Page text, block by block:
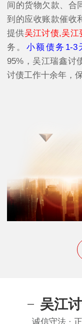
间的货物欠款、合
到的应收账款催收
提供吴江讨债,吴江
务。 小额债务1-3
95%，吴江瑞鑫讨
讨债工作十余年，
吴江
诚信守法 ·